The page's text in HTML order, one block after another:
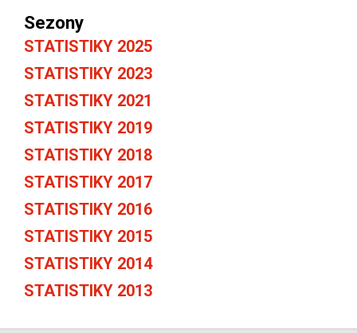
Sezony
STATISTIKY 2025
STATISTIKY 2023
STATISTIKY 2021
STATISTIKY 2019
STATISTIKY 2018
STATISTIKY 2017
STATISTIKY 2016
STATISTIKY 2015
STATISTIKY 2014
STATISTIKY 2013